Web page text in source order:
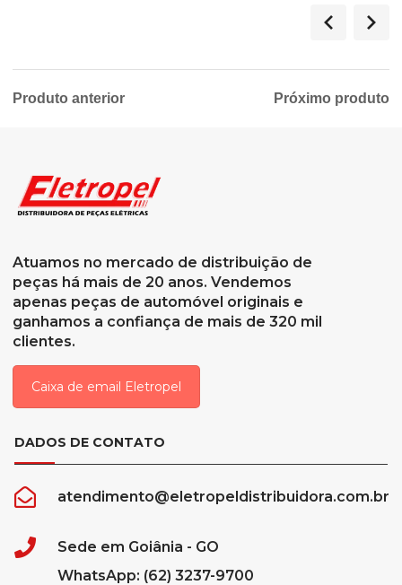
Produto anterior Próximo produto
Atuamos no mercado de distribuição de
peças há mais de 20 anos. Vendemos
apenas peças de automóvel originais e
ganhamos a confiança de mais de 320 mil
clientes.
Caixa de email Eletropel
DADOS DE CONTATO
atendimento@eletropeldistribuidora.com.br
Sede em Goiânia - GO
WhatsApp: (62) 3237-9700